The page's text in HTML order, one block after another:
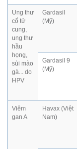
Ung thư
cổ tử
cung,
ung thư
hầu
họng,
sùi mào
gà... do
HPV
Gardasil
(Mỹ)
Gardasil 9
(Mỹ)
Viêm
gan A
Havax (Việt
Nam)